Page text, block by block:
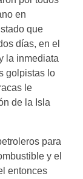
en
que
días, en el
la inmediata
golpistas lo
le
de la Isla
para
y el
entonces